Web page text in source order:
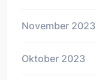
November 2023
Oktober 2023